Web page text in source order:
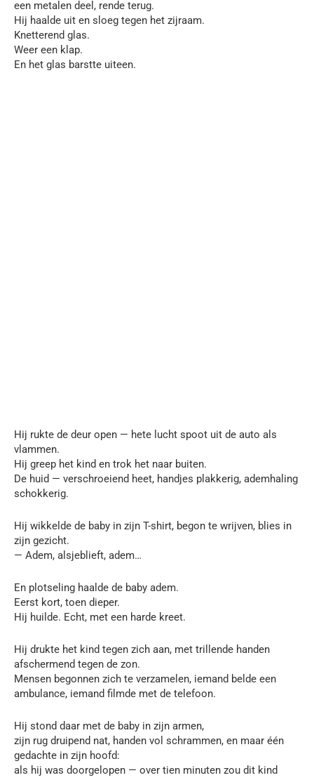
een metalen deel, rende terug.
Hij haalde uit en sloeg tegen het zijraam.
Knetterend glas.
Weer een klap.
En het glas barstte uiteen.
Hij rukte de deur open — hete lucht spoot uit de auto als
vlammen.
Hij greep het kind en trok het naar buiten.
De huid — verschroeiend heet, handjes plakkerig, ademhaling
schokkerig.
Hij wikkelde de baby in zijn T-shirt, begon te wrijven, blies in
zijn gezicht.
— Adem, alsjeblieft, adem…
En plotseling haalde de baby adem.
Eerst kort, toen dieper.
Hij huilde. Echt, met een harde kreet.
Hij drukte het kind tegen zich aan, met trillende handen
afschermend tegen de zon.
Mensen begonnen zich te verzamelen, iemand belde een
ambulance, iemand filmde met de telefoon.
Hij stond daar met de baby in zijn armen,
zijn rug druipend nat, handen vol schrammen, en maar één
gedachte in zijn hoofd:
als hij was doorgelopen — over tien minuten zou dit kind